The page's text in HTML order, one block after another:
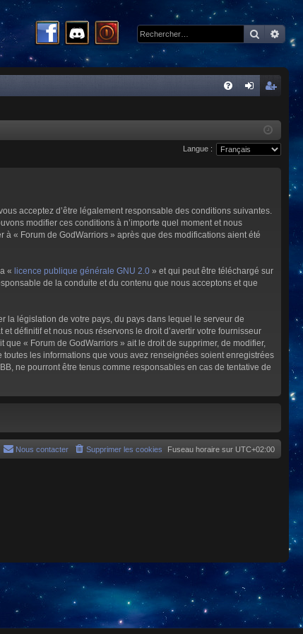
xi
cri
pti
Langue :
acceptez d’être légalement responsable des conditions suivantes.
modifier ces conditions à n’importe quel moment et nous
« Forum de GodWarriors » après que des modifications aient été
« licence publique générale GNU 2.0 » et qui peut être téléchargé sur
de la conduite et du contenu que nous acceptons et que
la législation de votre pays, du pays dans lequel le serveur de
définitif et nous nous réservons le droit d’avertir votre fournisseur
que « Forum de GodWarriors » ait le droit de supprimer, de modifier,
les informations que vous avez renseignées soient enregistrées
ne pourront être tenus comme responsables en cas de tentative de
Fuseau horaire sur UTC+02:00
Supprimer les cookies
Nous contacter